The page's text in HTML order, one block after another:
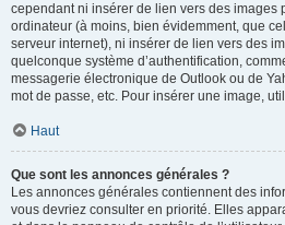
cependant ni insérer de lien vers des images
ordinateur (à moins, bien évidemment, que
serveur internet), ni insérer de lien vers des
quelconque système d’authentification,
messagerie électronique de Outlook ou de
mot de passe, etc. Pour insérer une image,
Haut
Que sont les annonces générales ?
Les annonces générales contiennent des
vous devriez consulter en priorité. Elles